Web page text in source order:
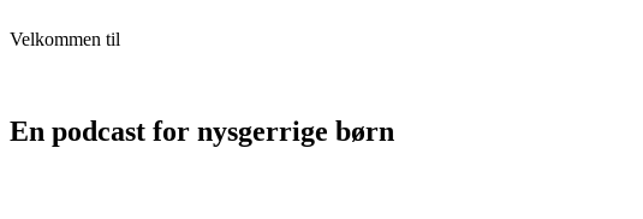
Velkommen til
En podcast for nysgerrige børn